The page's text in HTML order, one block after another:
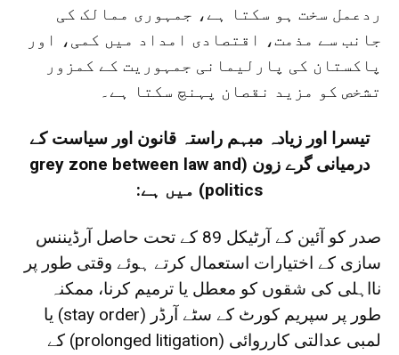
ردعمل سخت ہو سکتا ہے، جمہوری ممالک کی
جانب سے مذمت، اقتصادی امداد میں کمی، اور
پاکستان کی پارلیمانی جمہوریت کے کمزور
تشخص کو مزید نقصان پہنچ سکتا ہے۔
تیسرا اور زیادہ مبہم راستہ قانون اور سیاست کے
درمیانی گرے زون (grey zone between law and
politics) میں ہے:
صدر کو آئین کے آرٹیکل 89 کے تحت حاصل آرڈیننس
سازی کے اختیارات استعمال کرتے ہوئے وقتی طور پر
نااہلی کی شقوں کو معطل یا ترمیم کرنا، ممکنہ
طور پر سپریم کورٹ کے سٹے آرڈر (stay order) یا
لمبی عدالتی کارروائی (prolonged litigation) کے